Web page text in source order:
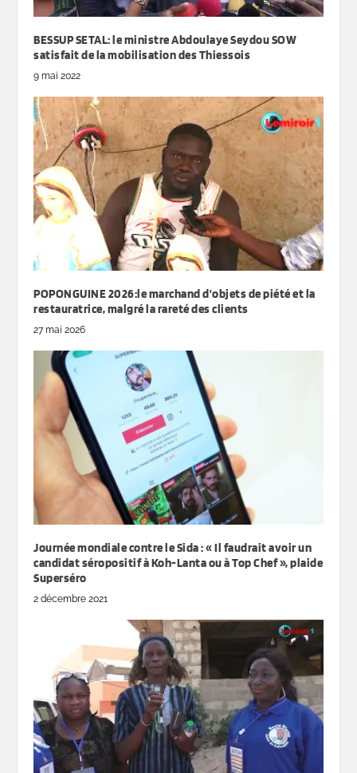
BESSUP SETAL: le ministre Abdoulaye Seydou SOW
satisfait de la mobilisation des Thiessois
9 mai 2022
POPONGUINE 2026:le marchand d’objets de piété et la
restauratrice, malgré la rareté des clients
27 mai 2026
Journée mondiale contre le Sida : « Il faudrait avoir un
candidat séropositif à Koh-Lanta ou à Top Chef », plaide
Superséro
2 décembre 2021